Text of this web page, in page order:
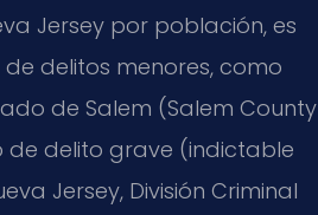
Jersey por población, es
delitos menores, como
de Salem (Salem County
de delito grave (indictable
Jersey, División Criminal